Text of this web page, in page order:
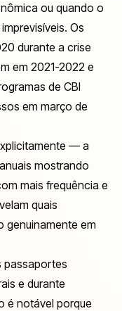
ou quando o
Os
durante a crise
em 2021-2022 e
de CBI
em março de
— a
mostrando
mais frequência e
quais
genuinamente em
passaportes
e durante
é notável porque